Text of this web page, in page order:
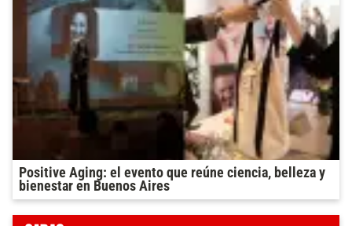
Positive Aging: el evento que reúne ciencia, belleza y
bienestar en Buenos Aires